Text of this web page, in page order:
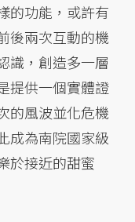
的功能，或許有
後兩次互動的機
識，創造多一層
提供一個實體證
的風波並化危機
成為南院國家級
於接近的甜蜜